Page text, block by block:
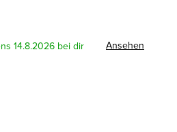
14.8.2026
Ansehen